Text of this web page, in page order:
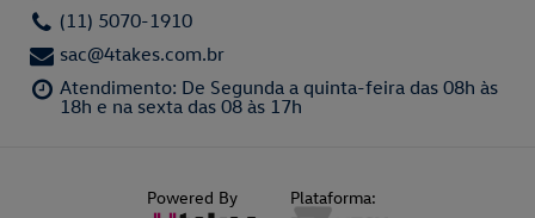
(11) 5070-1910
sac@4takes.com.br
Atendimento: De Segunda a quinta-feira das 08h às
18h e na sexta das 08 às 17h
Powered By Plataforma: